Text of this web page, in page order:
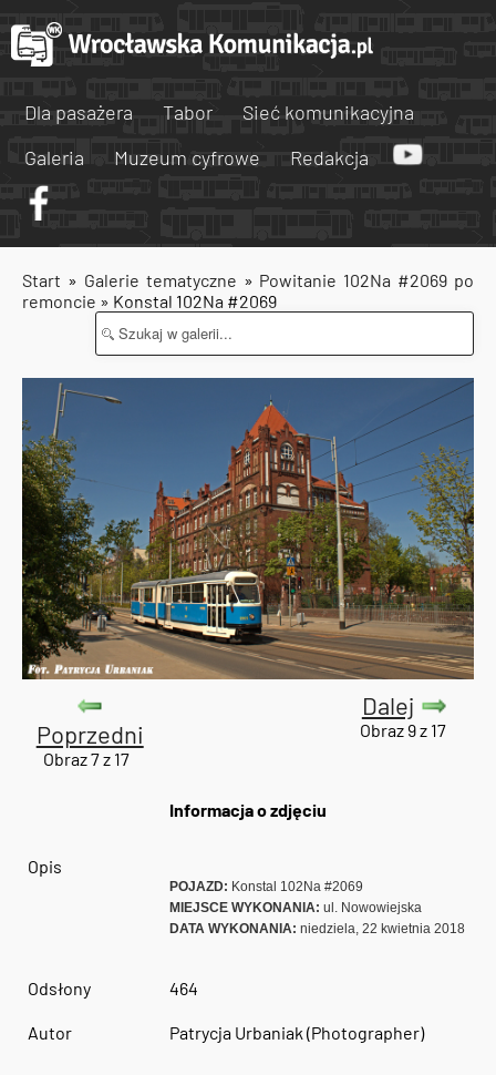
Dla pasażera Tabor
Sieć komunikacyjna
Galeria
Muzeum cyfrowe Redakcja
Start » Galerie tematyczne » Powitanie 102Na #2069 po
remoncie » Konstal 102Na #2069
Poprzedni
Obraz 7 z 17
Dalej
Obraz 9 z 17
Informacja o zdjęciu
Opis
POJAZD: Konstal 102Na #2069
MIEJSCE WYKONANIA: ul. Nowowiejska
DATA WYKONANIA: niedziela, 22 kwietnia 2018
Odsłony 464
Autor Patrycja Urbaniak (Photographer)